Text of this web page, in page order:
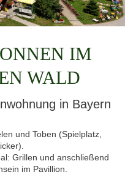
IM
WALD
in Bayern
und Toben (Spielplatz,
Grillen und anschließend
im Pavillion.